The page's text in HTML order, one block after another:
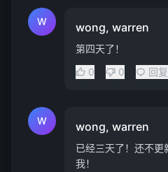
W wong, warren
第四天了！
0
0 回复
W wong, warren
已经三天了！还不
我！